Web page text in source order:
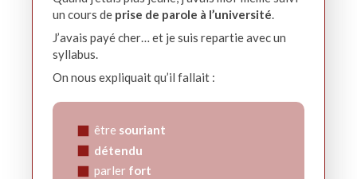
un cours de prise de parole à l’université.
J’avais payé cher… et je suis repartie avec un
syllabus.
On nous expliquait qu’il fallait :
être souriant
détendu
parler fort